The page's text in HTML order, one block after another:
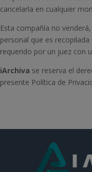
cancelarla en cualquier
Esta compañía no
personal que es
requerido por un juez con
iArchiva se reserva el
presente Política de